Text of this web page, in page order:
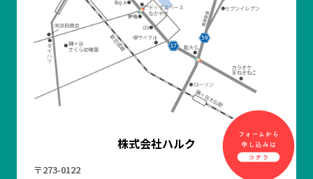
株式会社ハルク
〒273-0122